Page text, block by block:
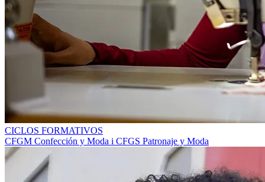
CICLOS FORMATIVOS
CFGM Confección y Moda i CFGS Patronaje y Moda